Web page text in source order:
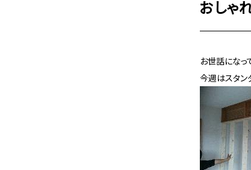
おしゃ
お世話になっ
今週はスタン